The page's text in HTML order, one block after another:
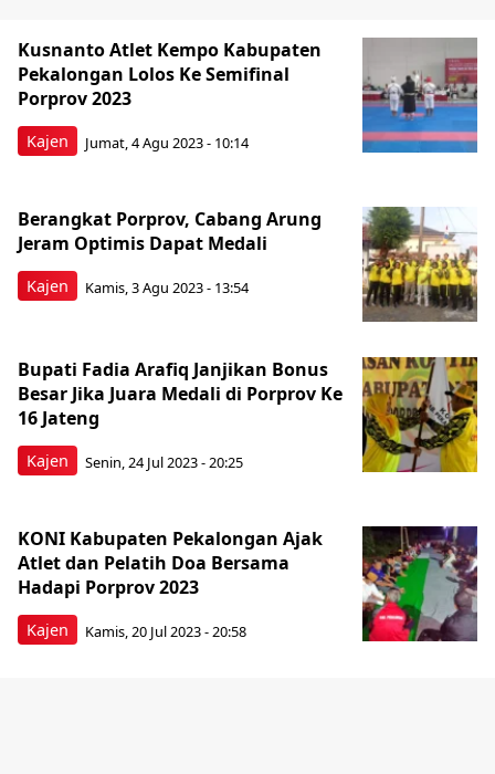
Kajen
Kusnanto Atlet Kempo Kabupaten
Pekalongan Lolos Ke Semifinal
Porprov 2023
Jumat, 4 Agu 2023 - 10:14
Kajen
Berangkat Porprov, Cabang Arung
Jeram Optimis Dapat Medali
Kamis, 3 Agu 2023 - 13:54
Kajen
Bupati Fadia Arafiq Janjikan Bonus
Besar Jika Juara Medali di Porprov Ke
16 Jateng
Senin, 24 Jul 2023 - 20:25
Kajen
KONI Kabupaten Pekalongan Ajak
Atlet dan Pelatih Doa Bersama
Hadapi Porprov 2023
Kamis, 20 Jul 2023 - 20:58